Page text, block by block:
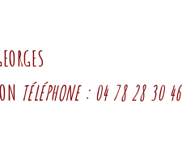
TÉLÉPHONE: 04 78 28 30 46